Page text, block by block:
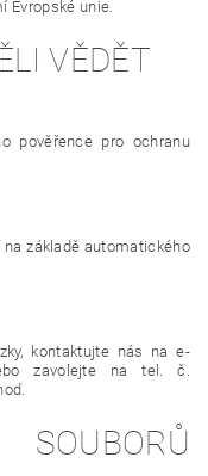
Evropské unie.
VĚDĚT
pověřence pro ochranu
základě automatického
kontaktujte nás na e-
zavolejte na tel. č.